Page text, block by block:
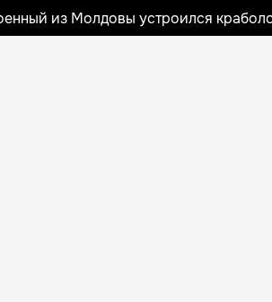
из Молдовы устроился